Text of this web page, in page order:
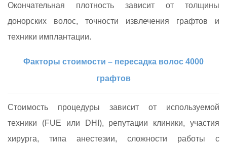
Окончательная плотность зависит от толщины
донорских волос, точности извлечения графтов и
техники имплантации.
Факторы стоимости – пересадка волос 4000
графтов
Стоимость процедуры зависит от используемой
техники (FUE или DHI), репутации клиники, участия
хирурга, типа анестезии, сложности работы с